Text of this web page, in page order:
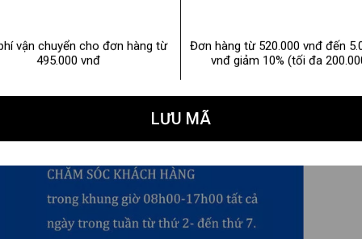
vận chuyển cho đơn hàng từ
495.000 vnđ
Đơn hàng từ 520.000 vnđ đến
vnđ giảm 10% (tối đa
LƯU MÃ